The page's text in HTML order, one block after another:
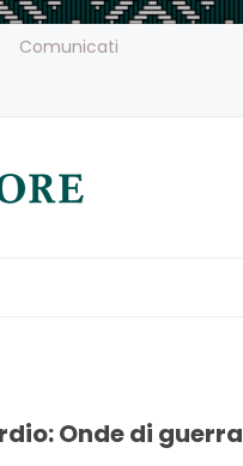
Comunicati
Onde di guerra